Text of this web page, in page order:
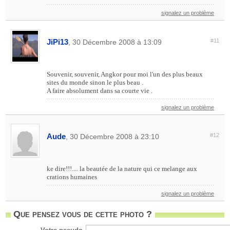
signalez un problème
JiPi13, 30 Décembre 2008 à 13:09 #11
Souvenir, souvenir, Angkor pour moi l'un des plus beaux
sites du monde sinon le plus beau .
A faire absolument dans sa courte vie .
signalez un problème
Aude, 30 Décembre 2008 à 23:10 #12
ke dire!!!.... la beautée de la nature qui ce melange aux
crations humaines
signalez un problème
Que pensez vous de cette photo ?